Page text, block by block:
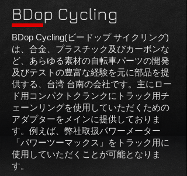
BDop Cycling
BDop Cycling(ビードップ サイクリング)
は、合金、プラスチック及びカーボンな
ど、あらゆる素材の自転車パーツの開発
及びテストの豊富な経験を元に部品を提
供する、台湾 台南の会社です。主にロー
ド用コンパクトクランクにトラック用チ
ェーンリングを使用していただくための
アダプターをメインに提供しておりま
す。例えば、弊社取扱パワーメーター
「パワーツーマックス」をトラック用に
使用していただくことが可能となりま
す。